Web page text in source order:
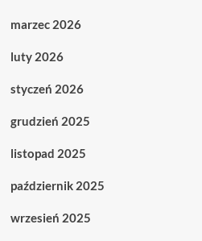
marzec 2026
luty 2026
styczeń 2026
grudzień 2025
listopad 2025
październik 2025
wrzesień 2025